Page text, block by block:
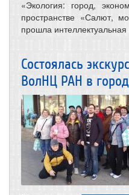
«Экология: город,
пространстве «Салют,
прошла
Состоялась
ВолНЦ РАН в